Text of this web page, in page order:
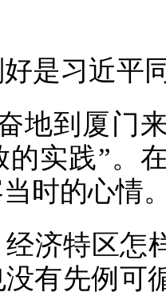
是习近平
地到厦门
的实践”。
时的心情
济特区怎
有先例可